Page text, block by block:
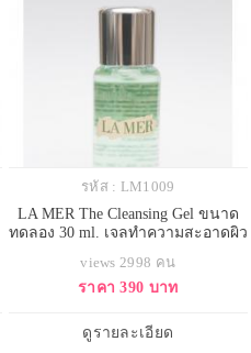
รหัส : LM1009
LA MER The Cleansing Gel ขนาด
ทดลอง 30 ml. เจลทำความสะอาดผิว
ทำความสะอาดผิวจากสิ่งสกปรก
ความมันส่วนเกินบนใบหน้า โดยไม่
สะอาด สดใส แลดูเปล่งประกาย
สุขภาพผิวดี เหมาะสำหรับผิวมันถึง
views 2998 คน
ราคา 390 บาท
ดูรายละเอียด